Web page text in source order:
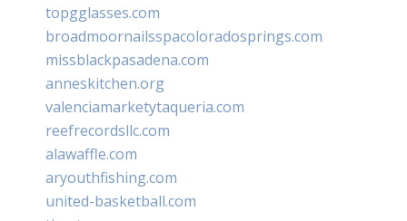
topgglasses.com
broadmoornailsspacoloradosprings.com
missblackpasadena.com
anneskitchen.org
valenciamarketytaqueria.com
reefrecordsllc.com
alawaffle.com
aryouthfishing.com
united-basketball.com